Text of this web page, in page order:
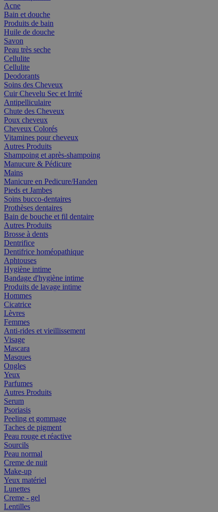
Acne
Bain et douche
Produits de bain
Huile de douche
Savon
Peau très seche
Cellulite
Cellulite
Deodorants
Soins des Cheveux
Cuir Chevelu Sec et Irrité
Antipelliculaire
Chute des Cheveux
Poux cheveux
Cheveux Colorés
Vitamines pour cheveux
Autres Produits
Shampoing et après-shampoing
Manucure & Pédicure
Mains
Manicure en Pedicure/Handen
Pieds et Jambes
Soins bucco-dentaires
Prothèses dentaires
Bain de bouche et fil dentaire
Autres Produits
Brosse à dents
Dentrifice
Dentifrice homéopathique
Aphtouses
Hygiène intime
Bandage d'hygiène intime
Produits de lavage intime
Hommes
Cicatrice
Lèvres
Femmes
Anti-rides et vieillissement
Visage
Mascara
Masques
Ongles
Yeux
Parfumes
Autres Produits
Serum
Psoriasis
Peeling et gommage
Taches de pigment
Peau rouge et réactive
Sourcils
Peau normal
Creme de nuit
Make-up
Yeux matériel
Lunettes
Creme - gel
Lentilles